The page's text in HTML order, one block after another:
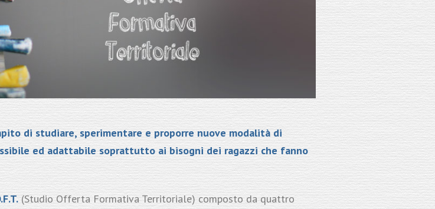
di studiare, sperimentare e proporre nuove modalità di
ed adattabile soprattutto ai bisogni dei ragazzi che fanno
(Studio Offerta Formativa Territoriale) composto da quattro